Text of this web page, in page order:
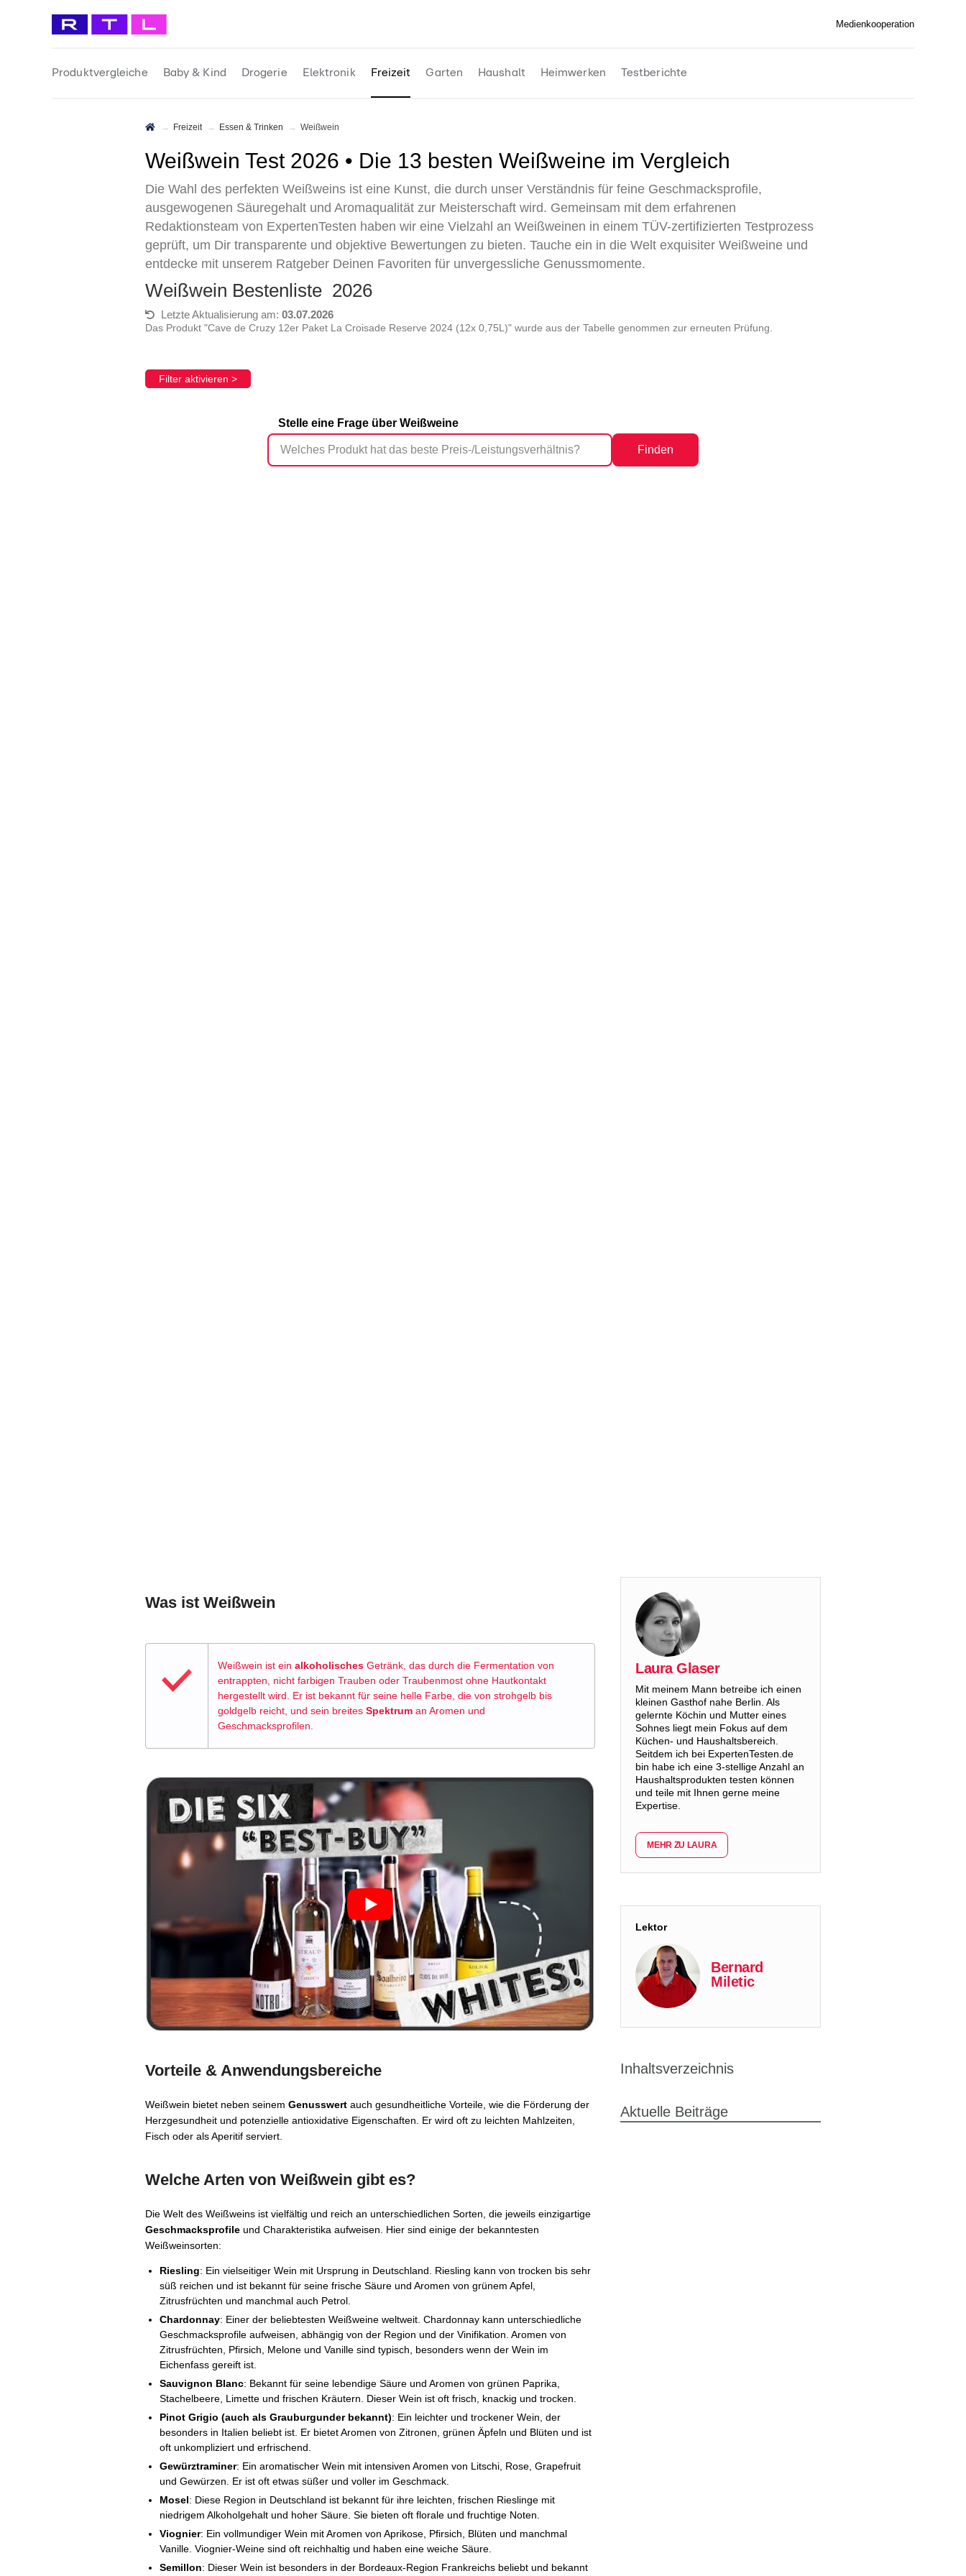
Medienkooperation
Produktvergleiche Baby & Kind Drogerie Elektronik Freizeit Garten Haushalt Heimwerken Testberichte
Freizeit Essen & Trinken Weißwein
Weißwein Test 2026 • Die 13 besten Weißweine im Vergleich
Die Wahl des perfekten Weißweins ist eine Kunst, die durch unser Verständnis für feine Geschmacksprofile,
ausgewogenen Säuregehalt und Aromaqualität zur Meisterschaft wird. Gemeinsam mit dem erfahrenen
Redaktionsteam von ExpertenTesten haben wir eine Vielzahl an Weißweinen in einem TÜV-zertifizierten Testprozess
geprüft, um Dir transparente und objektive Bewertungen zu bieten. Tauche ein in die Welt exquisiter Weißweine und
entdecke mit unserem Ratgeber Deinen Favoriten für unvergessliche Genussmomente.
Weißwein Bestenliste 2026
Letzte Aktualisierung am: 03.07.2026
Das Produkt "Cave de Cruzy 12er Paket La Croisade Reserve 2024 (12x 0,75L)" wurde aus der Tabelle genommen zur erneuten Prüfung.
Filter aktivieren >
Stelle eine Frage über Weißweine
Finden
Was ist Weißwein
Weißwein ist ein alkoholisches Getränk, das durch die Fermentation von
entrappten, nicht farbigen Trauben oder Traubenmost ohne Hautkontakt
hergestellt wird. Er ist bekannt für seine helle Farbe, die von strohgelb bis
goldgelb reicht, und sein breites Spektrum an Aromen und
Geschmacksprofilen.
Vorteile & Anwendungsbereiche
Weißwein bietet neben seinem Genusswert auch gesundheitliche Vorteile, wie die Förderung der
Herzgesundheit und potenzielle antioxidative Eigenschaften. Er wird oft zu leichten Mahlzeiten,
Fisch oder als Aperitif serviert.
Welche Arten von Weißwein gibt es?
Die Welt des Weißweins ist vielfältig und reich an unterschiedlichen Sorten, die jeweils einzigartige
Geschmacksprofile und Charakteristika aufweisen. Hier sind einige der bekanntesten
Weißweinsorten:
Riesling: Ein vielseitiger Wein mit Ursprung in Deutschland. Riesling kann von trocken bis sehr
süß reichen und ist bekannt für seine frische Säure und Aromen von grünem Apfel,
Zitrusfrüchten und manchmal auch Petrol.
Chardonnay: Einer der beliebtesten Weißweine weltweit. Chardonnay kann unterschiedliche
Geschmacksprofile aufweisen, abhängig von der Region und der Vinifikation. Aromen von
Zitrusfrüchten, Pfirsich, Melone und Vanille sind typisch, besonders wenn der Wein im
Eichenfass gereift ist.
Sauvignon Blanc: Bekannt für seine lebendige Säure und Aromen von grünen Paprika,
Stachelbeere, Limette und frischen Kräutern. Dieser Wein ist oft frisch, knackig und trocken.
Pinot Grigio (auch als Grauburgunder bekannt): Ein leichter und trockener Wein, der
besonders in Italien beliebt ist. Er bietet Aromen von Zitronen, grünen Äpfeln und Blüten und ist
oft unkompliziert und erfrischend.
Gewürztraminer: Ein aromatischer Wein mit intensiven Aromen von Litschi, Rose, Grapefruit
und Gewürzen. Er ist oft etwas süßer und voller im Geschmack.
Mosel: Diese Region in Deutschland ist bekannt für ihre leichten, frischen Rieslinge mit
niedrigem Alkoholgehalt und hoher Säure. Sie bieten oft florale und fruchtige Noten.
Viognier: Ein vollmundiger Wein mit Aromen von Aprikose, Pfirsich, Blüten und manchmal
Vanille. Viognier-Weine sind oft reichhaltig und haben eine weiche Säure.
Semillon: Dieser Wein ist besonders in der Bordeaux-Region Frankreichs beliebt und bekannt
Laura Glaser
Mit meinem Mann betreibe ich einen
kleinen Gasthof nahe Berlin. Als
gelernte Köchin und Mutter eines
Sohnes liegt mein Fokus auf dem
Küchen- und Haushaltsbereich.
Seitdem ich bei ExpertenTesten.de
bin habe ich eine 3-stellige Anzahl an
Haushaltsprodukten testen können
und teile mit Ihnen gerne meine
Expertise.
MEHR ZU LAURA
Lektor
Bernard
Miletic
Inhaltsverzeichnis
Aktuelle Beiträge